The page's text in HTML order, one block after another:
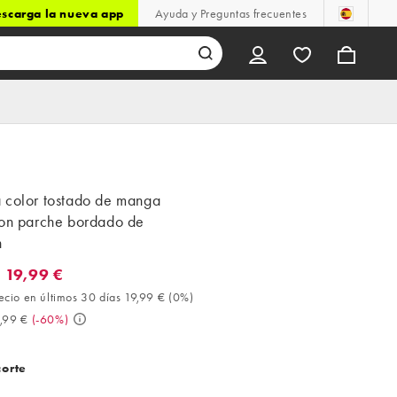
la nueva app Ayuda y Preguntas frecuentes
color tostado de manga
parche bordado de
€. Mejor precio en últimos 30 días 19,99 € (0%). Antes
€
en últimos 30 días 19,99 € (0%)
€ (-60%)